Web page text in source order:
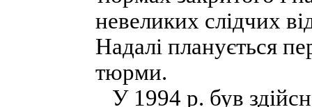
невеликих слідчих
Надалі планується
тюрми.
У 1994 р. був